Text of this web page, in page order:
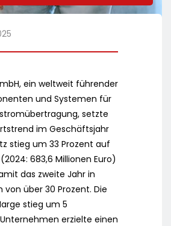
ein weltweit führender
und Systemen für
setzte
im Geschäftsjahr
stieg um 33 Prozent auf
683,6 Millionen Euro)
das zweite Jahr in
über 30 Prozent. Die
stieg um 5
erzielte einen